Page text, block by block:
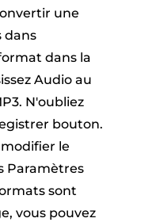
une
dans
dans la
Audioau
. N'oubliez
bouton.
le
Paramètres
sont
vous pouvez